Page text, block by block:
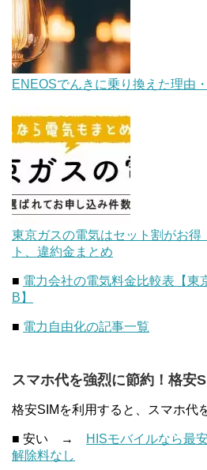
ENEOSでんきに乗り換えた理由
東京ガスの電気はセット割がお得
ト、違約金まとめ
■ 電力会社の電気料金比較表【東
B】
■ 電力自由化の記事一覧
スマホ代を強烈に節約！格安
格安SIMを利用すると、スマホ代
■ 安い →
HISモバイルなら最
解除料なし